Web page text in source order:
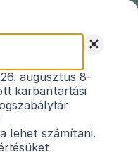
+
augusztus 8-
karbantartási
lehet számítani.